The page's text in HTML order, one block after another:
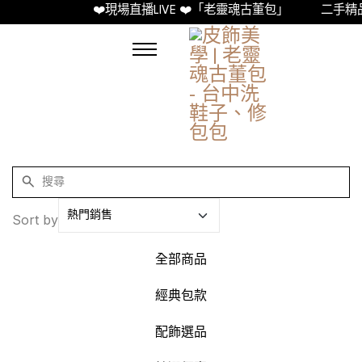
❤️現場直播LIVE ❤️「老靈魂古董包」 二手精品
Sort by
全部商品
經典包款
配飾選品